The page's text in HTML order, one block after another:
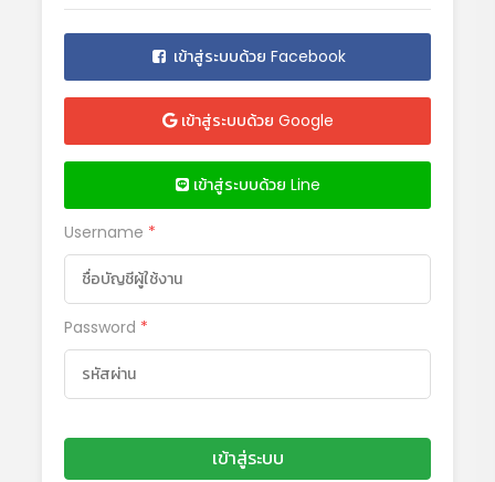
เข้าสู่ระบบด้วย Facebook
เข้าสู่ระบบด้วย Google
เข้าสู่ระบบด้วย Line
Username *
Password *
เข้าสู่ระบบ